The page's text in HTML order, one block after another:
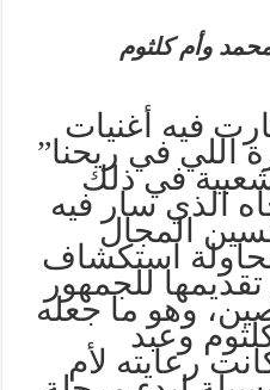
محمد وأم كلثوم
فيه أغنيات
اللي في ريحنا”
في ذلك
الذي سار فيه
المجال
استكشاف
تقديمها للجمهور
وهو ما جعله
وعبد
رعايته لأم